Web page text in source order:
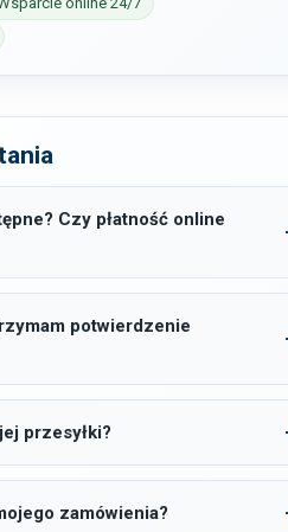
Czy płatność online
potwierdzenie
przesyłki?
zamówienia?